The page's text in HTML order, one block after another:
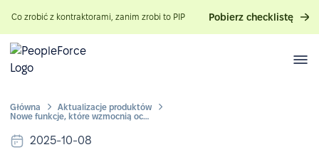
Co zrobić z kontraktorami, zanim zrobi to PIP Pobierz checklistę
Główna
Aktualizacje produktów
Nowe funkcje, które wzmocnią oceny wyników i wyznaczanie celów do końca 2025 roku
2025-10-08